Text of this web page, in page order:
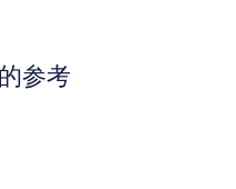
参考